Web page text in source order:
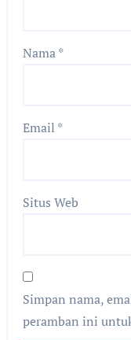
Nama*
Email *
Situs Web
Simpan nama,
peramban ini